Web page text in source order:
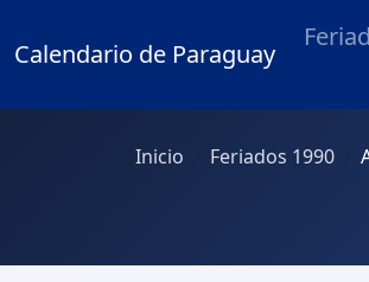
Calendario de Paraguay
Inicio Feriados 1990